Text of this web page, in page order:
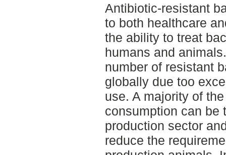
Antibiotic-resistant
to both healthcare
the ability to treat
humans and
number of resistant
globally due too
use. A majority of
consumption can be
production sector
reduce the